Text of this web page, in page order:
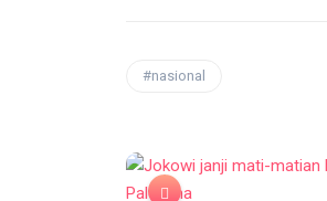
#nasional